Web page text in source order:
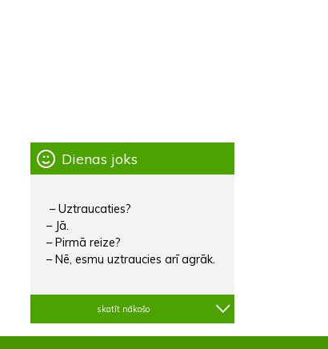
Dienas joks
– Uztraucaties?
– Jā.
– Pirmā reize?
– Nē, esmu uztraucies arī agrāk.
skatīt nākošo